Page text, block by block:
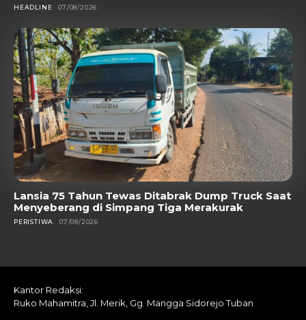
HEADLINE 07/08/2026
Lansia 75 Tahun Tewas Ditabrak Dump Truck Saat
Menyeberang di Simpang Tiga Merakurak
PERISTIWA 07/08/2026
Kantor Redaksi:
Ruko Mahamitra, Jl. Merik, Gg. Mangga Sidorejo Tuban